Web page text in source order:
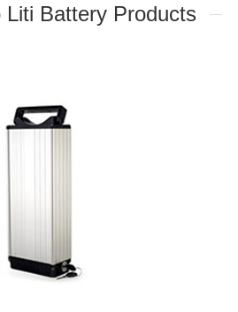
Liti Battery Products